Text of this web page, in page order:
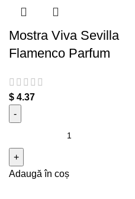
Mostra Viva Sevilla
Flamenco Parfum
$ 4.37
Cantitate Mostra Viva Sevilla
Adaugă în coș